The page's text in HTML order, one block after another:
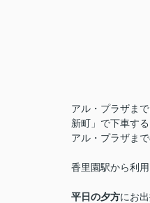
アル・プラザま
新町」で下車する
アル・プラザま
香里園駅から利
平日の夕方にお